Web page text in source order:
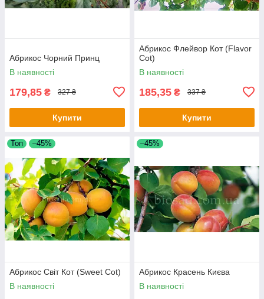
Абрикос Чорний Принц
В наявності
179,85 ₴ 327 ₴
Купити
Абрикос Флейвор Кот (Flavor
Cot)
В наявності
185,35 ₴ 337 ₴
Купити
Топ –45%
Абрикос Світ Кот (Sweet Cot)
В наявності
–45%
Абрикос Красень Києва
В наявності